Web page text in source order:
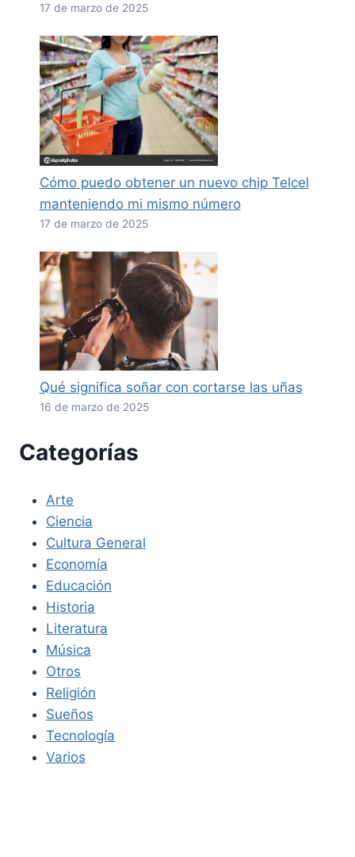
17 de marzo de 2025
Cómo puedo obtener un nuevo chip Telcel
manteniendo mi mismo número
17 de marzo de 2025
Qué significa soñar con cortarse las uñas
16 de marzo de 2025
Categorías
Arte
Ciencia
Cultura General
Economía
Educación
Historia
Literatura
Música
Otros
Religión
Sueños
Tecnología
Varios